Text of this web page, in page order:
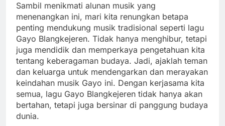
Sambil menikmati alunan musik yang
menenangkan ini, mari kita renungkan betapa
penting mendukung musik tradisional seperti lagu
Gayo Blangkejeren. Tidak hanya menghibur, tetapi
juga mendidik dan memperkaya pengetahuan kita
tentang keberagaman budaya. Jadi, ajaklah teman
dan keluarga untuk mendengarkan dan merayakan
keindahan musik Gayo ini. Dengan kerjasama kita
semua, lagu Gayo Blangkejeren tidak hanya akan
bertahan, tetapi juga bersinar di panggung budaya
dunia.